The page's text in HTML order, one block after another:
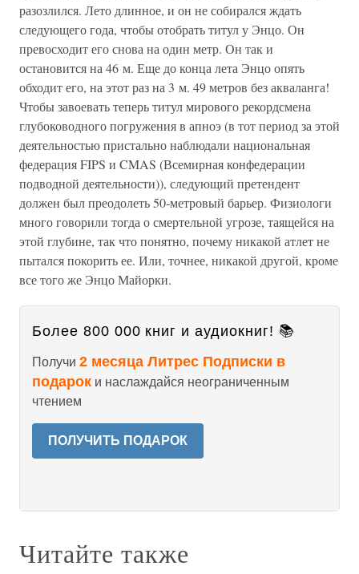
разозлился. Лето длинное, и он не собирался ждать
следующего года, чтобы отобрать титул у Энцо. Он
превосходит его снова на один метр. Он так и
остановится на 46 м. Еще до конца лета Энцо опять
обходит его, на этот раз на 3 м. 49 метров без акваланга!
Чтобы завоевать теперь титул мирового рекордсмена
глубоководного погружения в апноэ (в тот период за этой
деятельностью пристально наблюдали национальная
федерация FIPS и CMAS (Всемирная конфедерации
подводной деятельности)), следующий претендент
должен был преодолеть 50-метровый барьер. Физиологи
много говорили тогда о смертельной угрозе, таящейся на
этой глубине, так что понятно, почему никакой атлет не
пытался покорить ее. Или, точнее, никакой другой, кроме
все того же Энцо Майорки.
Более 800 000 книг и аудиокниг! 📚
Получи 2 месяца Литрес Подписки в
подарок и наслаждайся неограниченным
чтением
ПОЛУЧИТЬ ПОДАРОК
Читайте также